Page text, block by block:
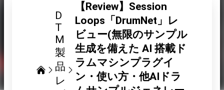
D
T
M
製
品
レ
【Review】Session
Loops「DrumNet」レ
ビュー(無限のサンプル
生成を備えた AI 搭載ド
ラムマシンプラグイ
ン・使い方・他AIドラ